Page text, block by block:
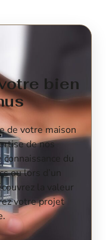
bien
de votre maison
de nos
du
ou lors d’un
la valeur
votre projet